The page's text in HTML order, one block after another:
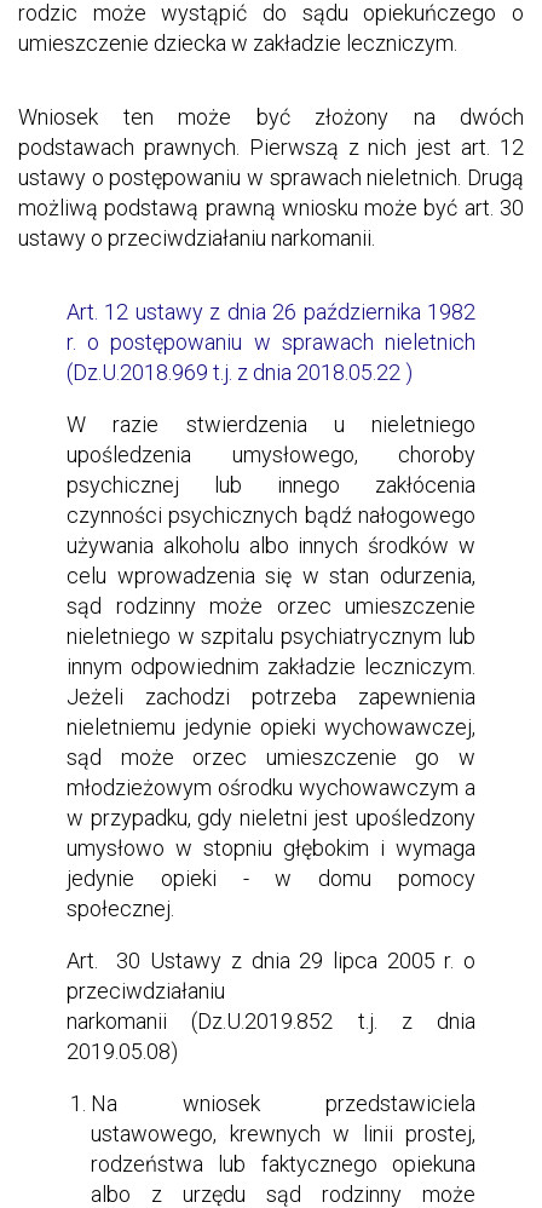
rodzic może wystąpić do sądu opiekuńczego o
umieszczenie dziecka w zakładzie leczniczym.
Wniosek ten może być złożony na dwóch
podstawach prawnych. Pierwszą z nich jest art. 12
ustawy o postępowaniu w sprawach nieletnich. Drugą
możliwą podstawą prawną wniosku może być art. 30
ustawy o przeciwdziałaniu narkomanii.
Art. 12 ustawy z dnia 26 października 1982
r. o postępowaniu w sprawach nieletnich
(Dz.U.2018.969 t.j. z dnia 2018.05.22 )
W razie stwierdzenia u nieletniego
upośledzenia umysłowego, choroby
psychicznej lub innego zakłócenia
czynności psychicznych bądź nałogowego
używania alkoholu albo innych środków w
celu wprowadzenia się w stan odurzenia,
sąd rodzinny może orzec umieszczenie
nieletniego w szpitalu psychiatrycznym lub
innym odpowiednim zakładzie leczniczym.
Jeżeli zachodzi potrzeba zapewnienia
nieletniemu jedynie opieki wychowawczej,
sąd może orzec umieszczenie go w
młodzieżowym ośrodku wychowawczym a
w przypadku, gdy nieletni jest upośledzony
umysłowo w stopniu głębokim i wymaga
jedynie opieki - w domu pomocy
społecznej.
Art. 30 Ustawy z dnia 29 lipca 2005 r. o
przeciwdziałaniu
narkomanii (Dz.U.2019.852 t.j. z dnia
2019.05.08)
Na wniosek przedstawiciela
ustawowego, krewnych w linii prostej,
rodzeństwa lub faktycznego opiekuna
albo z urzędu sąd rodzinny może